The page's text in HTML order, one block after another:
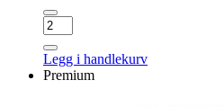
NEXEN
N'blue
HD
Plus
Legg i handlekurv
Premium